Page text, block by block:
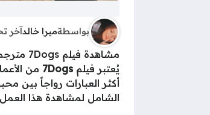
بواسطةميرا خالدآخر
مشاهدة فيلم 7Dogs مترجم كامل: دليل شامل للقصة والأبطال ورابط المشاهدة
يُعتبر فيلم 7Dogs
أكثر العبارات رواجاً بين
الشامل لمشاهدة هذا